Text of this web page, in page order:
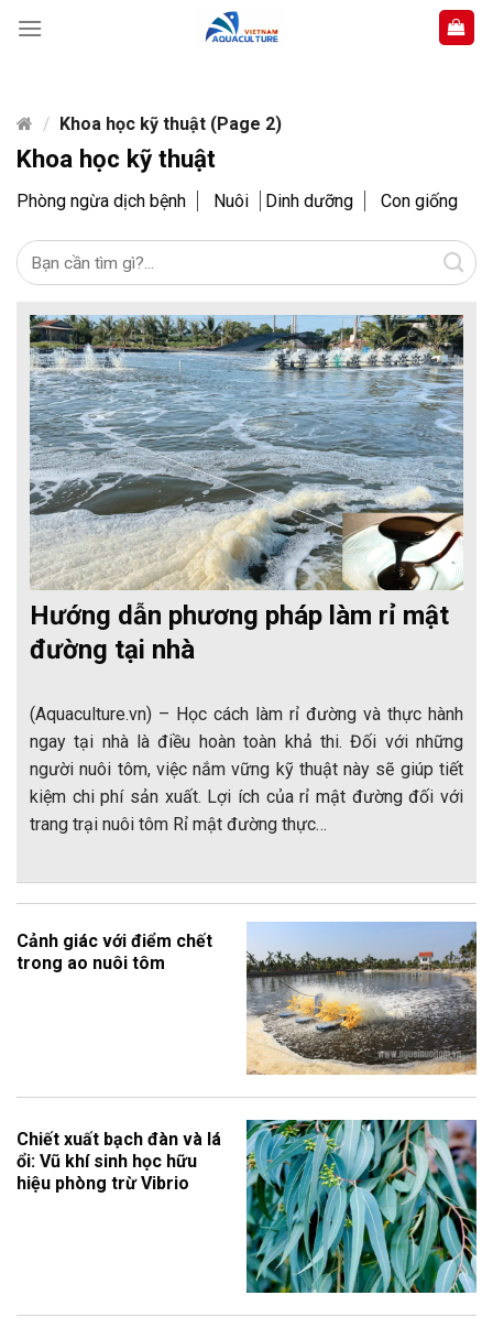
content
/ Khoa học kỹ thuật (Page 2)
Khoa học kỹ thuật
Phòng ngừa dịch bệnh Nuôi Dinh dưỡng Con giống
Hướng dẫn phương pháp làm rỉ mật
đường tại nhà
(Aquaculture.vn) – Học cách làm rỉ đường và thực hành
ngay tại nhà là điều hoàn toàn khả thi. Đối với những
người nuôi tôm, việc nắm vững kỹ thuật này sẽ giúp tiết
kiệm chi phí sản xuất. Lợi ích của rỉ mật đường đối với
trang trại nuôi tôm Rỉ mật đường thực…
Cảnh giác với điểm chết
trong ao nuôi tôm
Chiết xuất bạch đàn và lá
ổi: Vũ khí sinh học hữu
hiệu phòng trừ Vibrio